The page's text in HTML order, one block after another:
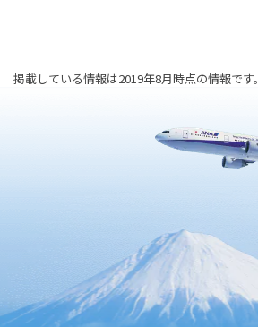
掲載している情報は2019年8月時点の情報です。